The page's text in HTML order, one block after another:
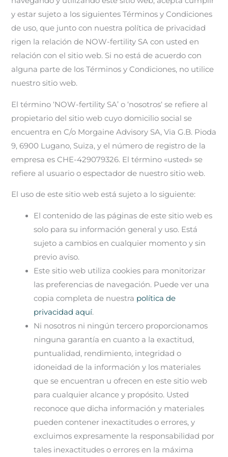
y estar sujeto a los siguientes Términos y Condiciones
de uso, que junto con nuestra política de privacidad
rigen la relación de NOW-fertility SA con usted en
relación con el sitio web. Si no está de acuerdo con
alguna parte de los Términos y Condiciones, no utilice
nuestro sitio web.
El término ‘NOW-fertility SA’ o ‘nosotros‘ se refiere al
propietario del sitio web cuyo domicilio social se
encuentra en C/o Morgaine Advisory SA, Via G.B. Pioda
9, 6900 Lugano, Suiza, y el número de registro de la
empresa es CHE-429079326. El término «usted» se
refiere al usuario o espectador de nuestro sitio web.
El uso de este sitio web está sujeto a lo siguiente:
El contenido de las páginas de este sitio web es
solo para su información general y uso. Está
sujeto a cambios en cualquier momento y sin
previo aviso.
Este sitio web utiliza cookies para monitorizar
las preferencias de navegación. Puede ver una
copia completa de nuestra política de
privacidad aquí.
Ni nosotros ni ningún tercero proporcionamos
ninguna garantía en cuanto a la exactitud,
puntualidad, rendimiento, integridad o
idoneidad de la información y los materiales
que se encuentran u ofrecen en este sitio web
para cualquier alcance y propósito. Usted
reconoce que dicha información y materiales
pueden contener inexactitudes o errores, y
excluimos expresamente la responsabilidad por
tales inexactitudes o errores en la máxima